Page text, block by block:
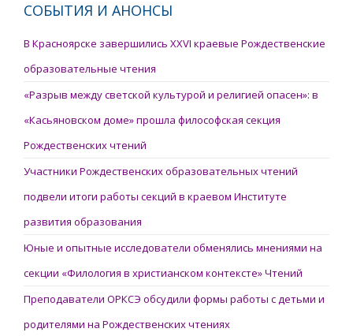
СОБЫТИЯ И АНОНСЫ
В Красноярске завершились XXVI краевые Рождественские
образовательные чтения
«Разрыв между светской культурой и религией опасен»: в
«Касьяновском доме» прошла философская секция
Рождественских чтений
Участники Рождественских образовательных чтений
подвели итоги работы секций в краевом Институте
развития образования
Юные и опытные исследователи обменялись мнениями на
секции «Филология в христианском контексте» Чтений
Преподаватели ОРКСЭ обсудили формы работы с детьми и
родителями на Рождественских чтениях